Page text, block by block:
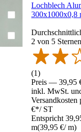
Lochblech
300x1000x0,8
2 von 5
(1)
Preis — 39,95
inkl. MwSt.
Versandkosten
€*/ ST
Entspricht
m(39,95 €/ m)